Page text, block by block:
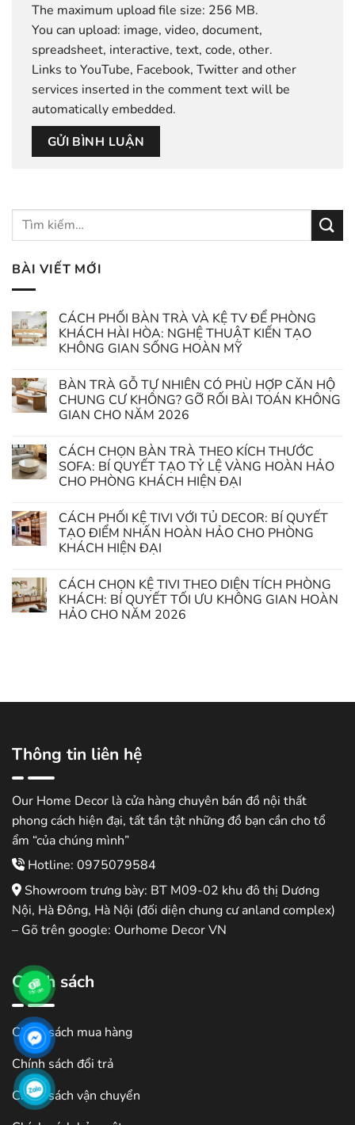
The maximum upload file size: 256 MB.
You can upload: image, video, document,
spreadsheet, interactive, text, code, other.
Links to YouTube, Facebook, Twitter and other
services inserted in the comment text will be
automatically embedded.
BÀI VIẾT MỚI
CÁCH PHỐI BÀN TRÀ VÀ KỆ TV ĐỂ PHÒNG
KHÁCH HÀI HÒA: NGHỆ THUẬT KIẾN TẠO
KHÔNG GIAN SỐNG HOÀN MỸ
BÀN TRÀ GỖ TỰ NHIÊN CÓ PHÙ HỢP CĂN HỘ
CHUNG CƯ KHÔNG? GỠ RỐI BÀI TOÁN KHÔNG
GIAN CHO NĂM 2026
CÁCH CHỌN BÀN TRÀ THEO KÍCH THƯỚC
SOFA: BÍ QUYẾT TẠO TỶ LỆ VÀNG HOÀN HẢO
CHO PHÒNG KHÁCH HIỆN ĐẠI
CÁCH PHỐI KỆ TIVI VỚI TỦ DECOR: BÍ QUYẾT
TẠO ĐIỂM NHẤN HOÀN HẢO CHO PHÒNG
KHÁCH HIỆN ĐẠI
CÁCH CHỌN KỆ TIVI THEO DIỆN TÍCH PHÒNG
KHÁCH: BÍ QUYẾT TỐI ƯU KHÔNG GIAN HOÀN
HẢO CHO NĂM 2026
Thông tin liên hệ
Our Home Decor là cửa hàng chuyên bán đồ nội thất
phong cách hiện đại, tất tần tật những đồ bạn cần cho tổ
ẩm “của chúng mình”
Hotline: 0975079584
Showroom trưng bày: BT M09-02 khu đô thị Dương
Nội, Hà Đông, Hà Nội (đối diện chung cư anland complex)
– Gõ trên google: Ourhome Decor VN
Chính sách
Chính sách mua hàng
Chính sách đổi trả
Chính sách vận chuyển